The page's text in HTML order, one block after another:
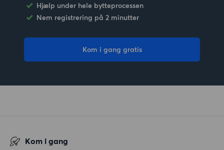
Hjælp under hele bytteprocessen
Nem registrering på 2 minutter
Kom i gang gratis
Kom i gang